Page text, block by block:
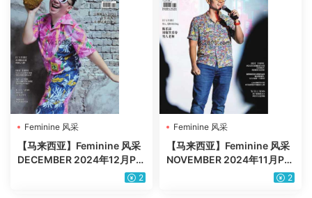
Feminine 风采
【马来西亚】Feminine 风采
DECEMBER 2024年12月PD
2
Feminine 风采
【马来西亚】Feminine 风采
NOVEMBER 2024年11月PD
2